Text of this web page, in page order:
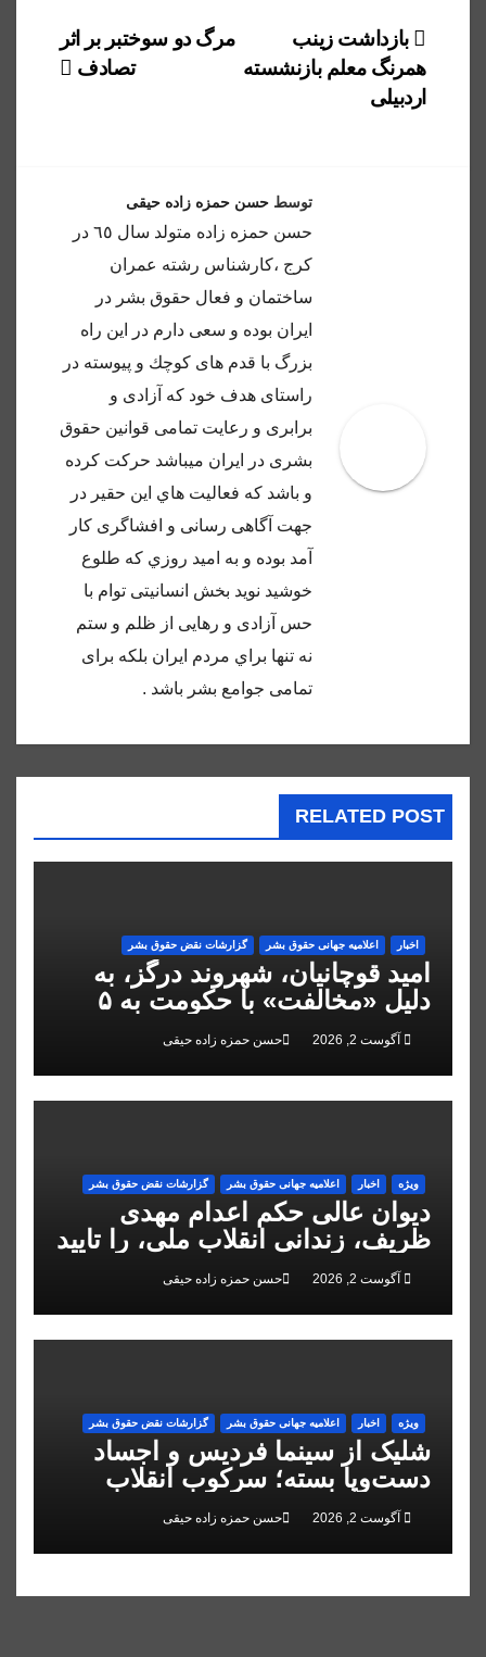
راهبری
نوشته
مرگ دو سوختبر بر اثر
تصادف
بازداشت زینب
همرنگ معلم بازنشسته
اردبیلی
توسط حسن حمزه زاده حیقی
حسن حمزه زاده متولد سال ٦٥ در
كرج ،كارشناس رشته عمران
ساختمان و فعال حقوق بشر در
ايران بوده و سعى دارم در اين راه
بزرگ با قدم هاى كوچك و پيوسته در
راستاى هدف خود كه آزادى و
برابرى و رعايت تمامى قوانين حقوق
بشرى در ايران ميباشد حركت كرده
و باشد كه فعاليت هاي اين حقير در
جهت آگاهى رسانى و افشاگرى كار
آمد بوده و به اميد روزي كه طلوع
خوشيد نويد بخش انسانيتى توام با
حس آزادى و رهايى از ظلم و ستم
نه تنها براي مردم ايران بلكه براى
تمامى جوامع بشر باشد .
RELATED POST
اخبار اعلاميه جهانی حقوق بشر گزارشات نقض حقوق بشر
امید قوچانیان، شهروند درگز، به
دلیل «مخالفت» با حکومت به ۵
سال زندان محکوم شد
آگوست 2, 2026 حسن حمزه زاده حیقی
ویژه اخبار اعلاميه جهانی حقوق بشر گزارشات نقض حقوق بشر
دیوان عالی حکم اعدام مهدی
ظریف، زندانی انقلاب ملی، را تایید
کردآگوست 2, 2026 حسن حمزه زاده حیقی
ویژه اخبار اعلاميه جهانی حقوق بشر گزارشات نقض حقوق بشر
شلیک از سینما فردیس و اجساد
دست‌وپا بسته؛ سرکوب انقلاب
ملی در البرز
آگوست 2, 2026 حسن حمزه زاده حیقی